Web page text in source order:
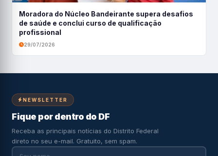
Moradora do Núcleo Bandeirante supera desafios
de saúde e conclui curso de qualificação
profissional
29/07/2026
NEWSLETTER
Fique por dentro do DF
Receba as principais notícias do Distrito Federal
direto no seu e-mail. Gratuito, sem spam.